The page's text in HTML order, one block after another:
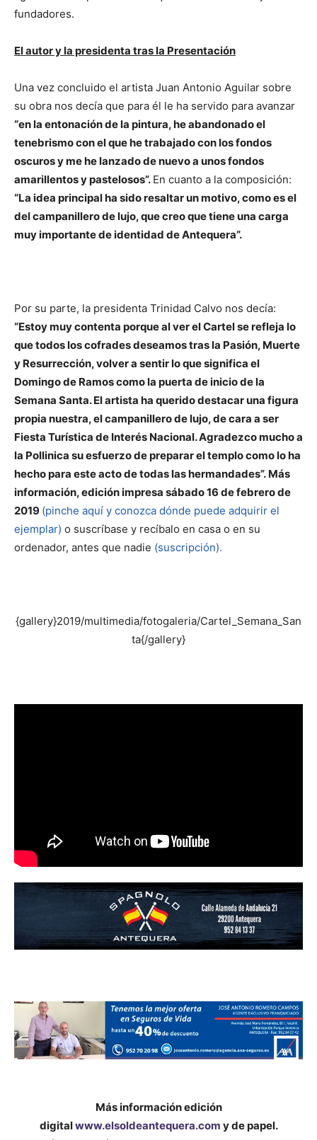
fundadores.
El autor y la presidenta tras la Presentación
Una vez concluido el artista Juan Antonio Aguilar sobre
su obra nos decía que para él le ha servido para avanzar
“en la entonación de la pintura, he abandonado el
tenebrismo con el que he trabajado con los fondos
oscuros y me he lanzado de nuevo a unos fondos
amarillentos y pastelosos”. En cuanto a la composición:
“La idea principal ha sido resaltar un motivo, como es el
del campanillero de lujo, que creo que tiene una carga
muy importante de identidad de Antequera”.
Por su parte, la presidenta Trinidad Calvo nos decía:
“Estoy muy contenta porque al ver el Cartel se refleja lo
que todos los cofrades deseamos tras la Pasión, Muerte
y Resurrección, volver a sentir lo que significa el
Domingo de Ramos como la puerta de inicio de la
Semana Santa. El artista ha querido destacar una figura
propia nuestra, el campanillero de lujo, de cara a ser
Fiesta Turística de Interés Nacional. Agradezco mucho a
la Pollinica su esfuerzo de preparar el templo como lo ha
hecho para este acto de todas las hermandades”. Más
información, edición impresa sábado 16 de febrero de
2019 (pinche aquí y conozca dónde puede adquirir el
ejemplar) o suscríbase y recíbalo en casa o en su
ordenador, antes que nadie (suscripción).
{gallery}2019/multimedia/fotogaleria/Cartel_Semana_San
ta{/gallery}
Más información edición
digitalwww.elsoldeantequera.com y de papel.